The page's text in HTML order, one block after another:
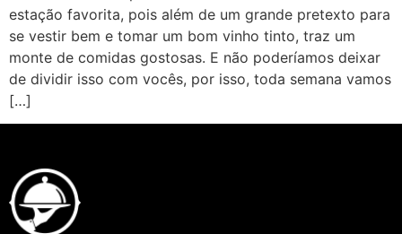
estação favorita, pois além de um grande pretexto para
se vestir bem e tomar um bom vinho tinto, traz um
monte de comidas gostosas. E não poderíamos deixar
de dividir isso com vocês, por isso, toda semana vamos
[…]